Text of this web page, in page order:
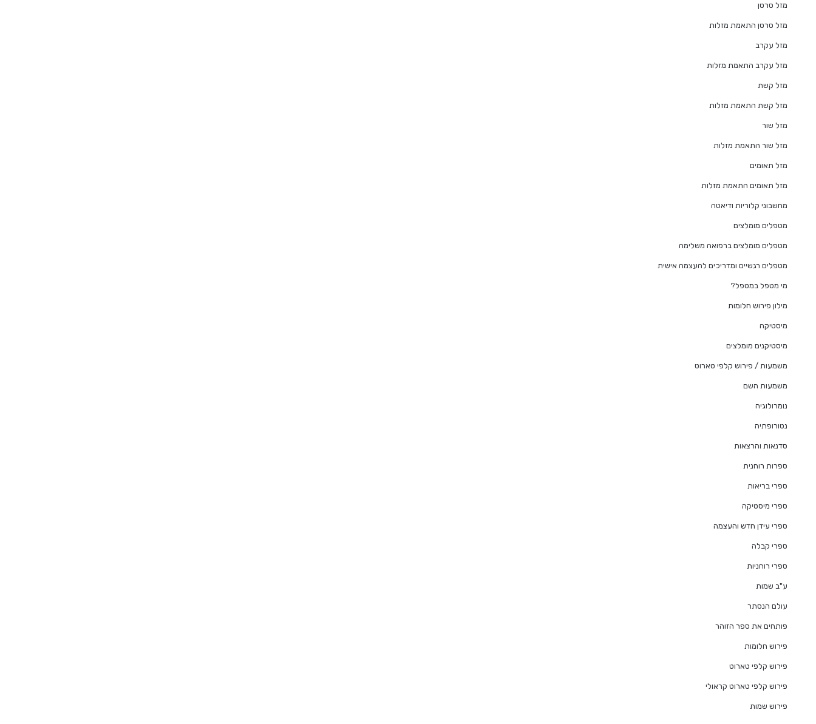
מזל סרטן
מזל סרטן התאמת מזלות
מזל עקרב
מזל עקרב התאמת מזלות
מזל קשת
מזל קשת התאמת מזלות
מזל שור
מזל שור התאמת מזלות
מזל תאומים
מזל תאומים התאמת מזלות
מחשבוני קלוריות ודיאטה
מטפלים מומלצים
מטפלים מומלצים ברפואה משלימה
מטפלים רגשיים ומדריכים להעצמה אישית
מי מטפל במטפל?
מילון פירוש חלומות
מיסטיקה
מיסטיקנים מומלצים
משמעות / פירוש קלפי טארוט
משמעות השם
נומרולוגיה
נטורופתיה
סדנאות והרצאות
ספרות רוחנית
ספרי בריאות
ספרי מיסטיקה
ספרי עידן חדש והעצמה
ספרי קבלה
ספרי רוחניות
ע"ב שמות
עולם הנסתר
פותחים את ספר הזוהר
פירוש חלומות
פירוש קלפי טארוט
פירוש קלפי טארוט קראולי
פירוש שמות